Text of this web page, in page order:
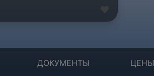
ДОКУМЕНТЫ ЦЕНЫ